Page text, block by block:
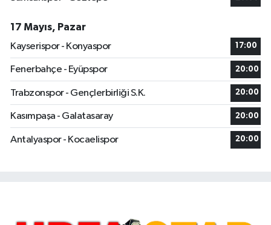
17 Mayıs, Pazar
Kayserispor - Konyaspor
17:00
Fenerbahçe - Eyüpspor 20:00
Trabzonspor - Gençlerbirliği S.K. 20:00
Kasımpaşa - Galatasaray 20:00
Antalyaspor - Kocaelispor 20:00